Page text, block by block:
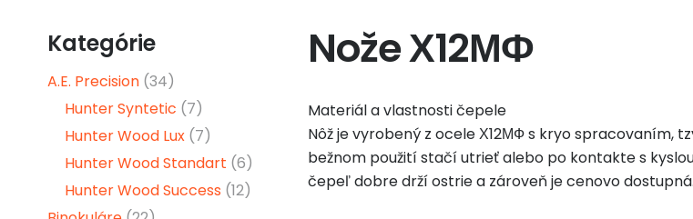
Kategórie
A.E. Precision (34)
Hunter Syntetic (7)
Hunter Wood Lux (7)
Hunter Wood Standart (6)
Hunter Wood Success (12)
Nože Х12МФ
Materiál a vlastnosti čepele
Nôž je vyrobený z ocele Х12МФ s kryo spracovaním,
bežnom použití stačí utrieť alebo po kontakte s
čepeľ dobre drží ostrie a zároveň je cenovo dostupná.